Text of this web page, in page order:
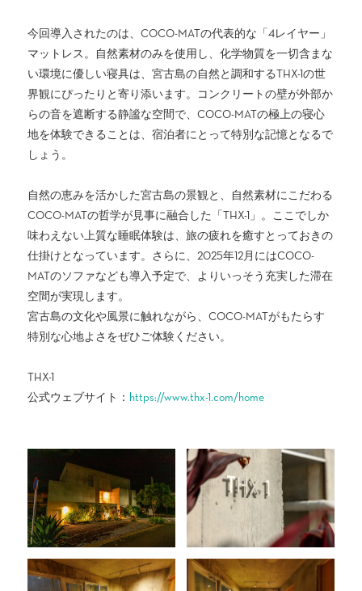
今回導入されたのは、COCO-MATの代表的な「4レイヤー」
マットレス。自然素材のみを使用し、化学物質を一切含まな
い環境に優しい寝具は、宮古島の自然と調和するTHX-1の世
界観にぴったりと寄り添います。コンクリートの壁が外部か
らの音を遮断する静謐な空間で、COCO-MATの極上の寝心
地を体験できることは、宿泊者にとって特別な記憶となるで
しょう。
自然の恵みを活かした宮古島の景観と、自然素材にこだわる
COCO-MATの哲学が見事に融合した「THX-1」。ここでしか
味わえない上質な睡眠体験は、旅の疲れを癒すとっておきの
仕掛けとなっています。さらに、2025年12月にはCOCO-
MATのソファなども導入予定で、よりいっそう充実した滞在
空間が実現します。
宮古島の文化や風景に触れながら、COCO-MATがもたらす
特別な心地よさをぜひご体験ください。
THX-1
公式ウェブサイト： https://www.thx-1.com/home